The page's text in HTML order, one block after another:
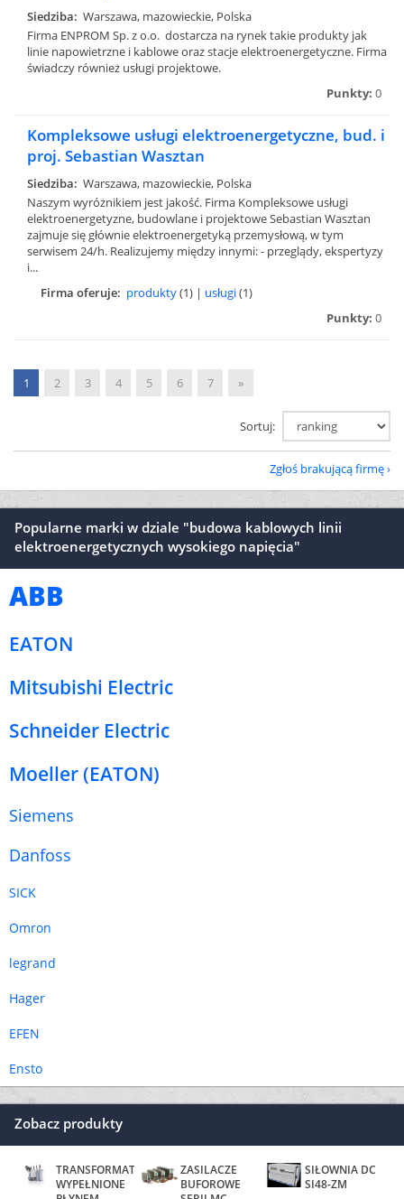
Siedziba: Warszawa, mazowieckie, Polska
Firma ENPROM Sp. z o.o. dostarcza na rynek takie produkty jak
linie napowietrzne i kablowe oraz stacje elektroenergetyczne. Firma
świadczy również usługi projektowe.
Punkty: 0
Kompleksowe usługi elektroenergetyczne, bud. i
proj. Sebastian Wasztan
Siedziba: Warszawa, mazowieckie, Polska
Naszym wyróżnikiem jest jakość. Firma Kompleksowe usługi
elektroenergetyzne, budowlane i projektowe Sebastian Wasztan
zajmuje się głównie elektroenergetyką przemysłową, w tym
serwisem 24/h. Realizujemy między innymi: - przeglądy, ekspertyzy
i...
Firma oferuje: produkty(1) | usługi(1)
Punkty: 0
1 2 3 4 5 6 7 »
Sortuj:
Zgłoś brakującą firmę
Popularne marki w dziale "budowa kablowych linii
elektroenergetycznych wysokiego napięcia"
ABB
EATON
Mitsubishi Electric
Schneider Electric
Moeller (EATON)
Siemens
Danfoss
SICK
Omron
legrand
Hager
EFEN
Ensto
Zobacz produkty
TRANSFORMATORY
WYPEŁNIONE
ZASILACZE
BUFOROWE
SIŁOWNIA DC
SI48-ZM